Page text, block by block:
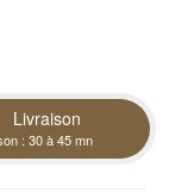
Livraison
: 30 à 45 mn